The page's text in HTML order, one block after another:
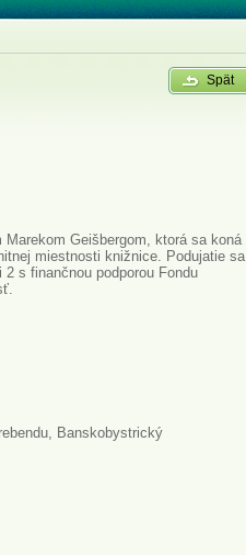
Spät
Geišbergom, ktorá sa koná
miestnosti knižnice. Podujatie sa
s finančnou podporou Fondu
Banskobystrický